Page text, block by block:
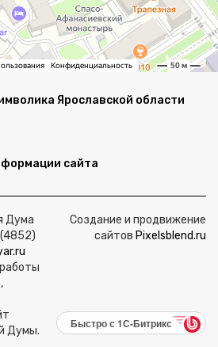
Ярославской области
сайта
Дума
Думы.
Создание и продвижение
сайтов Pixelsblend.ru
Быстро с 1С-Битрикс